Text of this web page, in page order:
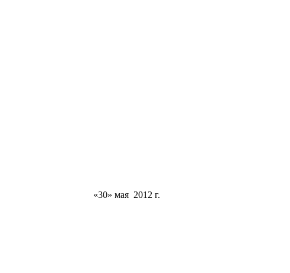
«30»